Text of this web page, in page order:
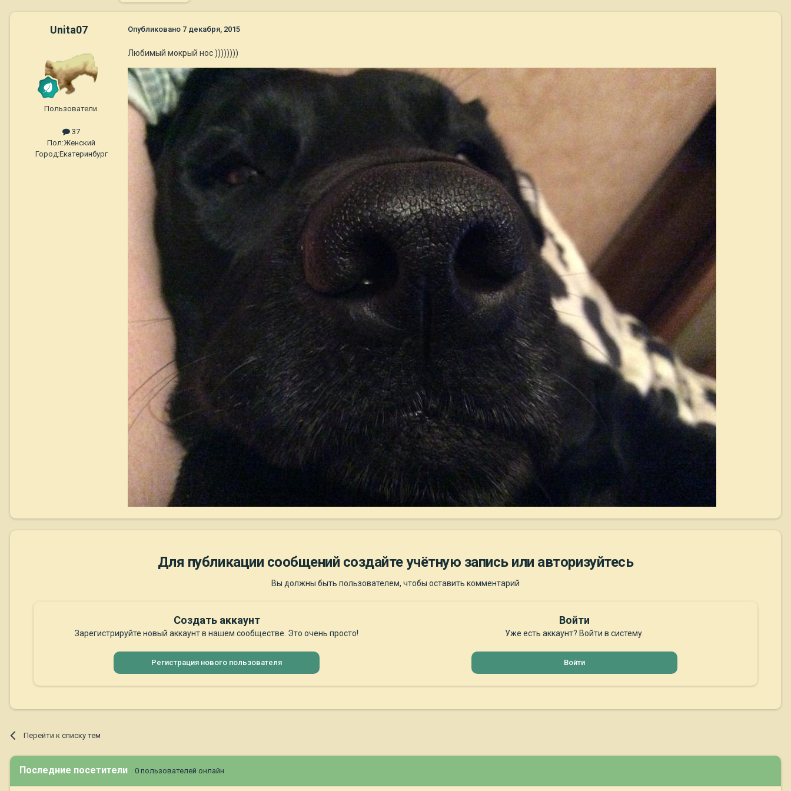
Unita07
Пользователи.
37
Пол:Женский
Город:Екатеринбург
Опубликовано 7 декабря, 2015
Любимый мокрый нос ))))))))
Для публикации сообщений создайте учётную запись или авторизуйтесь
Вы должны быть пользователем, чтобы оставить комментарий
Создать аккаунт
Зарегистрируйте новый аккаунт в нашем сообществе. Это очень просто!
Регистрация нового пользователя
Войти
Уже есть аккаунт? Войти в систему.
Войти
Перейти к списку тем
Последние посетители 0 пользователей онлайн